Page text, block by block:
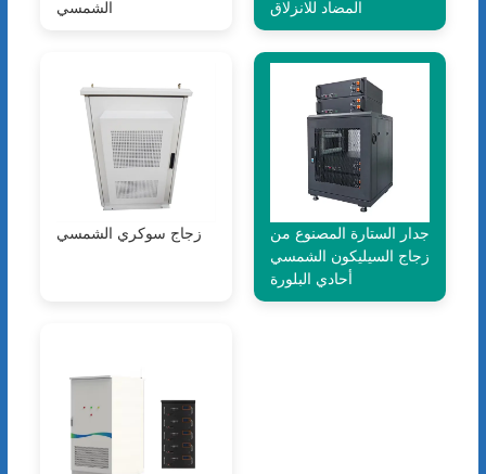
الشمسي المضاد للانزلاق
زجاج سوكري الشمسي
جدار الستارة المصنوع من
زجاج السيليكون الشمسي
أحادي البلورة